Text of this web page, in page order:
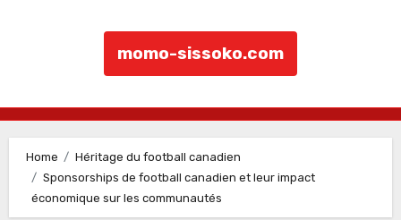
momo-sissoko.com
Home
Héritage du football canadien
Sponsorships de football canadien et leur impact
économique sur les communautés